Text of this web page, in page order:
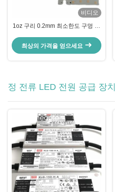
비디오
1oz 구리 0.2mm 최소한도 구멍 크
제조자 알루미늄 PCB
최상의 가격을 얻으세요
정 전류 LED 전원 공급 장치